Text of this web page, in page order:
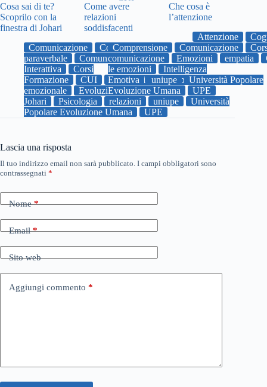
Cosa sai di te?
Scoprilo con la
finestra di Johari
Comunicazione
Comunicazione
paraverbale
Comunicazione Umana
Interattiva
Corsi
Formazione
CUI Emozioni
Equilibrio
emozionale
Evoluzione
finestra di
Johari
Psicologia relazioni uniupe
Università
Popolare Evoluzione Umana
UPE
Come avere
relazioni
soddisfacenti
Comprensione
Comunicazione
comunicazione
Emozioni empatia
le emozioni
Intelligenza
Emotiva
uniupe
Università Popolare
Evoluzione Umana
UPE
Che cosa è
l’attenzione
Attenzione
Lascia una risposta
Il tuo indirizzo email non sarà pubblicato. I campi obbligatori sono
contrassegnati *
Nome*
Email*
Sito web
Aggiungi commento *